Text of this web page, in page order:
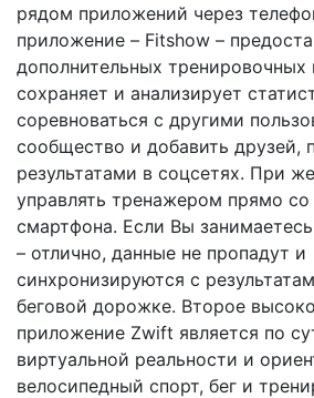
рядом приложений через
приложение – Fitshow –
дополнительных тренировочных
сохраняет и анализирует
соревноваться с другими
сообщество и добавить друзей,
результатами в соцсетях. При
управлять тренажером прямо со
смартфона. Если Вы
– отлично, данные не пропадут и
синхронизируются с
беговой дорожке. Второе
приложение Zwift является по
виртуальной реальности и
велосипедный спорт, бег и